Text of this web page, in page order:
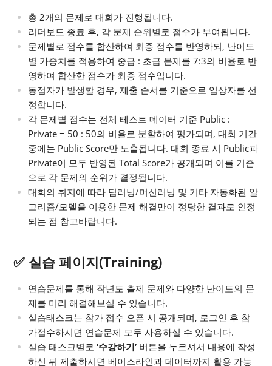
총 2개의 문제로 대회가 진행됩니다.
리더보드 종료 후, 각 문제 순위별로 점수가 부여됩니다.
문제별로 점수를 합산하여 최종 점수를 반영하되, 난이도
별 가중치를 적용하여 중급 : 초급 문제를 7:3의 비율로 반
영하여 합산한 점수가 최종 점수입니다.
동점자가 발생할 경우, 제출 순서를 기준으로 입상자를 선
정합니다.
각 문제별 점수는 전체 테스트 데이터 기준 Public :
Private = 50 : 50의 비율로 분할하여 평가되며, 대회 기간
중에는 Public Score만 노출됩니다. 대회 종료 시 Public과
Private이 모두 반영된 Total Score가 공개되며 이를 기준
으로 각 문제의 순위가 결정됩니다.
대회의 취지에 따라 딥러닝/머신러닝 및 기타 자동화된 알
고리즘/모델을 이용한 문제 해결만이 정당한 결과로 인정
되는 점 참고바랍니다.
✅ 실습 페이지(Training)
연습문제를 통해 작년도 출제 문제와 다양한 난이도의 문
제를 미리 해결해보실 수 있습니다.
실습태스크는 참가 접수 오픈 시 공개되며, 로그인 후 참
가접수하시면 연습문제 모두 사용하실 수 있습니다.
실습 태스크별로‘수강하기’ 버튼을 누르셔서 내용에 작성
하신 뒤 제출하시면 베이스라인과 데이터까지 활용 가능